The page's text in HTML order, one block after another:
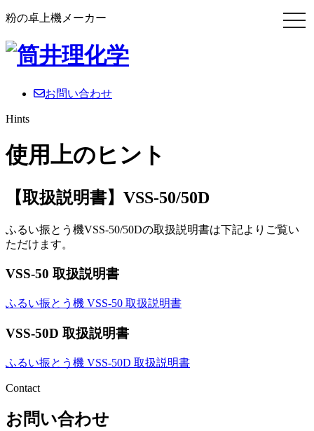
粉の卓上機メーカー
お問い合わせ
Hints
使用上のヒント
【取扱説明書】VSS-50/50D
ふるい振とう機VSS-50/50Dの取扱説明書は下記よりご覧い
ただけます。
VSS-50 取扱説明書
ふるい振とう機 VSS-50 取扱説明書
VSS-50D 取扱説明書
ふるい振とう機 VSS-50D 取扱説明書
Contact
お問い合わせ